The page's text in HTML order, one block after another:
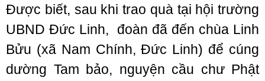
Được biết, sau khi trao quà tại hội trường
UBND Đức Linh, đoàn đã đến chùa Linh
Bửu (xã Nam Chính, Đức Linh) để cúng
dường Tam bảo, nguyện cầu chư Phật